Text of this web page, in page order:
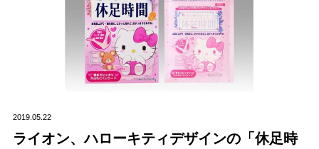
2019.05.22
ライオン、ハローキティデザインの「休足時